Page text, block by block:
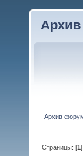
Архив
Архив
Страницы: [1